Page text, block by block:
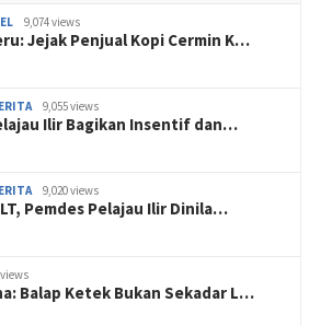
9,074 views
Jejak Penjual Kopi Cermin K…
9,055 views
Ilir Bagikan Insentif dan…
9,020 views
Pemdes Pelajau Ilir Dinila…
Balap Ketek Bukan Sekadar L…